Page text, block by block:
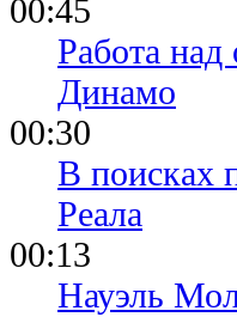
00:45
Работа
Динамо
00:30
В поисках
Реала
00:13
Науэль